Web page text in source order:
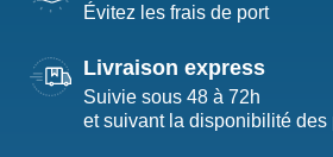
Évitez les frais de port
Livraison express
Suivie sous 48 à 72h
et suivant la disponibilité des